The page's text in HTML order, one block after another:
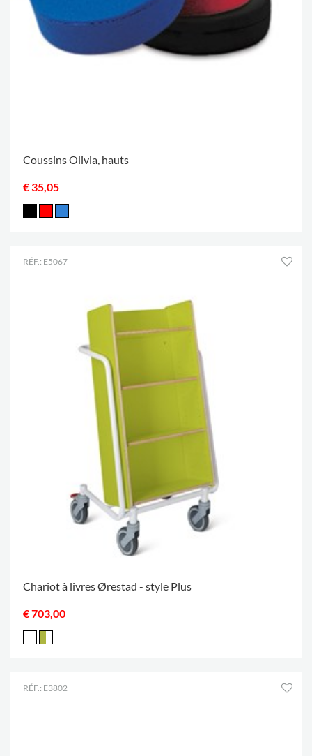
Coussins Olivia, hauts
€ 35,05
RÉF.: E5067
Chariot à livres Ørestad - style Plus
€ 703,00
RÉF.: E3802